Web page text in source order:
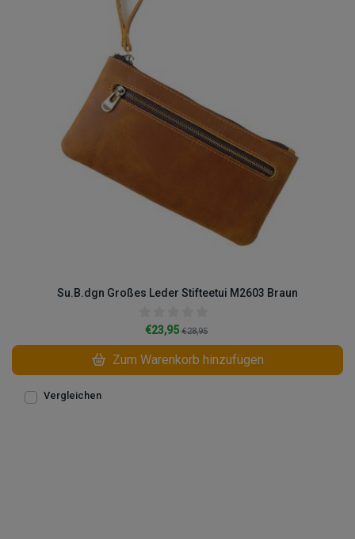
Su.B.dgn Großes Leder Stifteetui M2603 Braun
€23,95€28,95
Zum Warenkorb hinzufügen
Vergleichen